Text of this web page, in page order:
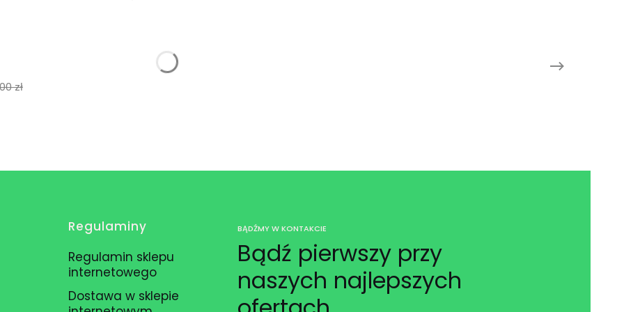
zł
Regulaminy
Regulamin sklepu
internetowego
Dostawa w sklepie
BĄDŹMY W KONTAKCIE
Bądź pierwszy przy
naszych najlepszych